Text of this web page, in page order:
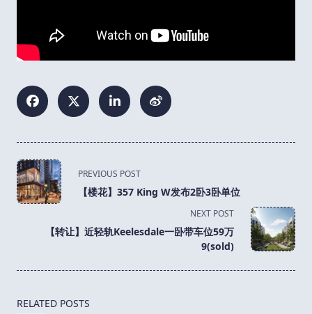
<span
class="nav-
subtitle
reader-
PREVIOUS POST
【楼花】357 King W发布2卧3卧单位
NEXT POST
【转让】近轻轨Keelesdale一卧带车位59万
9(sold)
RELATED POSTS